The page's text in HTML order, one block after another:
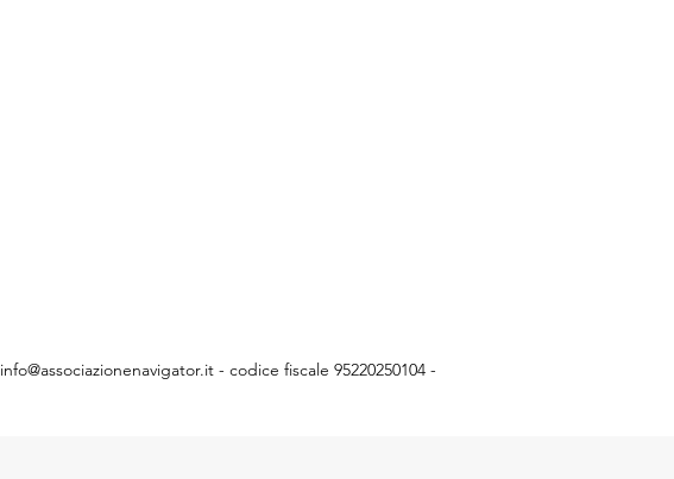
info@associazionenavigator.it - codice fiscale 95220250104 -